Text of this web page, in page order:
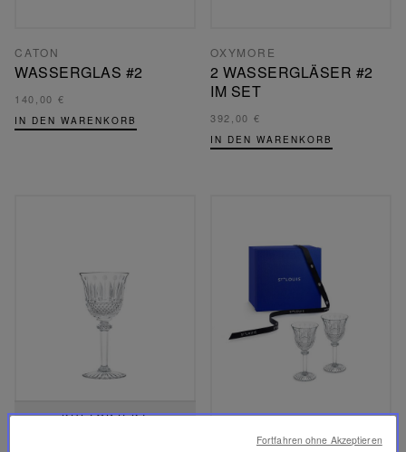
CATON
WASSERGLAS #2
140,00 €
IN DEN WARENKORB
OXYMORE
2 WASSERGLÄSER #2
IM SET
392,00 €
IN DEN WARENKORB
KULTOBJEKT
Fortfahren ohne Akzeptieren